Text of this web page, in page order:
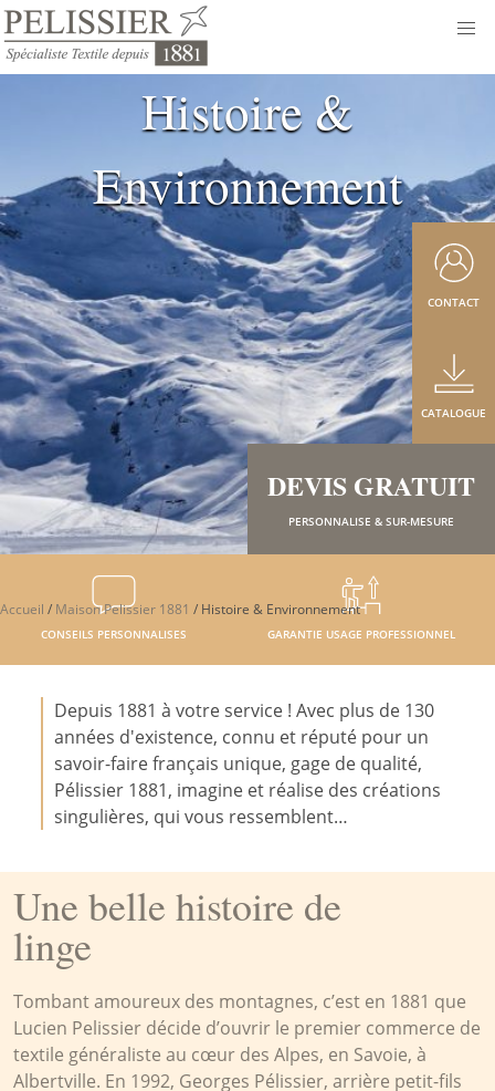
Histoire &
Environnement
CONSEILS PERSONNALISES GARANTIE USAGE PROFESSIONNEL
DEVIS GRATUIT
PERSONNALISE & SUR-MESURE
CATALOGUE
CONTACT
Accueil / Maison Pelissier 1881 / Histoire & Environnement
Depuis 1881 à votre service ! Avec plus de 130
années d'existence, connu et réputé pour un
savoir-faire français unique, gage de qualité,
Pélissier 1881, imagine et réalise des créations
singulières, qui vous ressemblent…
Une belle histoire de
linge
Tombant amoureux des montagnes, c’est en 1881 que
Lucien Pelissier décide d’ouvrir le premier commerce de
textile généraliste au cœur des Alpes, en Savoie, à
Albertville. En 1992, Georges Pélissier, arrière petit-fils